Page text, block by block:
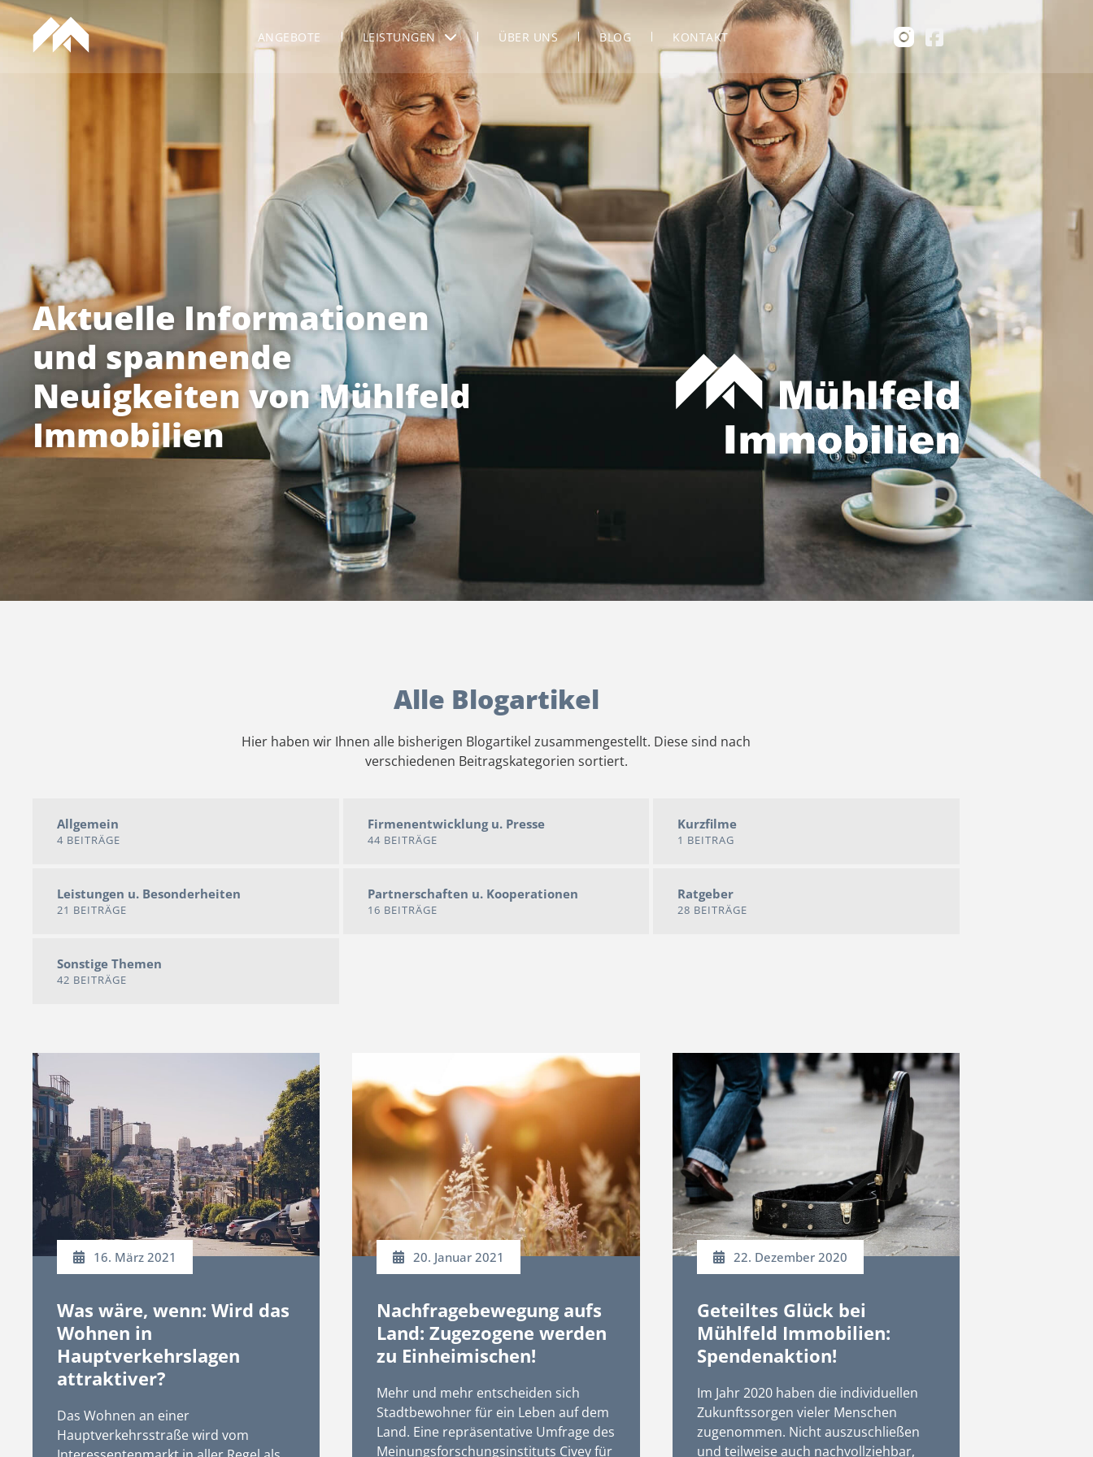
ANGEBOTE LEISTUNGEN ÜBER UNS BLOG KONTAKT
Aktuelle Informationen
und spannende
Neuigkeiten von Mühlfeld
Immobilien
Alle Blogartikel
Hier haben wir Ihnen alle bisherigen Blogartikel zusammengestellt. Diese sind nach
verschiedenen Beitragskategorien sortiert.
Allgemein
4 BEITRÄGE
Firmenentwicklung u. Presse
44 BEITRÄGE
Kurzfilme
1 BEITRAG
Leistungen u. Besonderheiten
21 BEITRÄGE
Partnerschaften u. Kooperationen
16 BEITRÄGE
Ratgeber
28 BEITRÄGE
Sonstige Themen
42 BEITRÄGE
16. März 2021
Was wäre, wenn: Wird das
Wohnen in
Hauptverkehrslagen
attraktiver?
Das Wohnen an einer
Hauptverkehrsstraße wird vom
20. Januar 2021
Nachfragebewegung aufs
Land: Zugezogene werden
zu Einheimischen!
Mehr und mehr entscheiden sich
Stadtbewohner für ein Leben auf dem
Land. Eine repräsentative Umfrage des
Meinungsforschungsinstituts Civey für
22. Dezember 2020
Geteiltes Glück bei
Mühlfeld Immobilien:
Spendenaktion!
Im Jahr 2020 haben die individuellen
Zukunftssorgen vieler Menschen
zugenommen. Nicht auszuschließen
und teilweise auch nachvollziehbar,